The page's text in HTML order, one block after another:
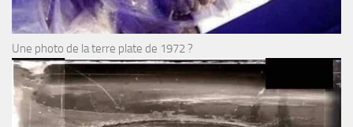
Une photo de la terre plate de 1972 ?